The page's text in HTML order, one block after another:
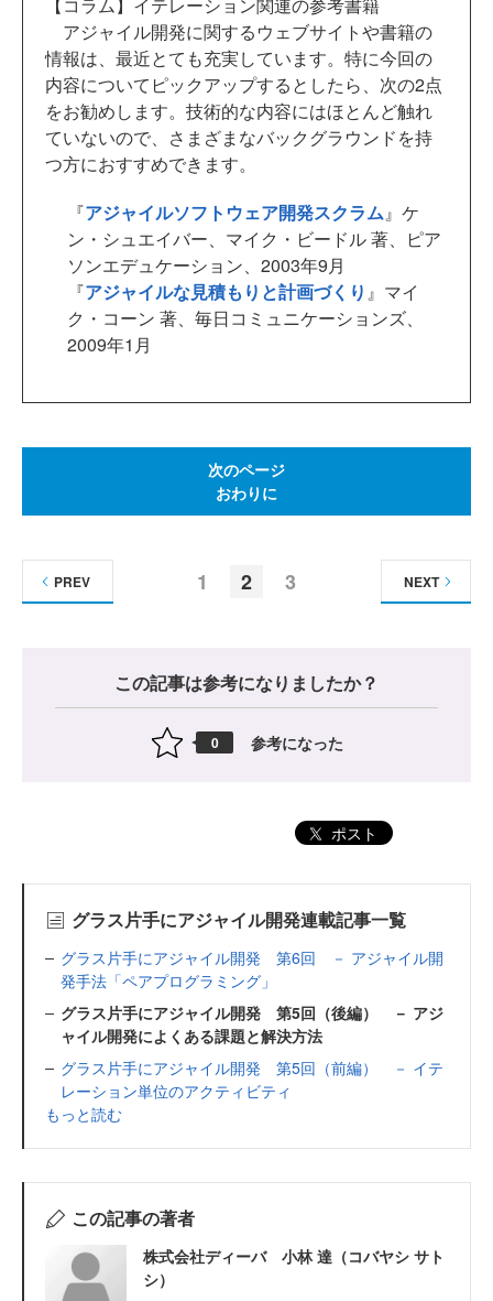
アジャイル開発に関するウェブサイトや書籍の
情報は、最近とても充実しています。特に今回の
内容についてピックアップするとしたら、次の2点
をお勧めします。技術的な内容にはほとんど触れ
ていないので、さまざまなバックグラウンドを持
つ方におすすめできます。
『アジャイルソフトウェア開発スクラム』ケ
ン・シュエイバー、マイク・ビードル 著、ピア
ソンエデュケーション、2003年9月
『アジャイルな見積もりと計画づくり 』マイ
ク・コーン 著、毎日コミュニケーションズ、
2009年1月
次のページ
おわりに
1 2 3
PREV NEXT
この記事は参考になりましたか？
0 参考になった
ポスト
グラス片手にアジャイル開発連載記事一覧
グラス片手にアジャイル開発 第6回 － アジャイル開
発手法「ペアプログラミング」
グラス片手にアジャイル開発 第5回（後編） － アジ
ャイル開発によくある課題と解決方法
グラス片手にアジャイル開発 第5回（前編） － イテ
レーション単位のアクティビティ
もっと読む
この記事の著者
株式会社ディーバ 小林 達（コバヤシ サト
シ）